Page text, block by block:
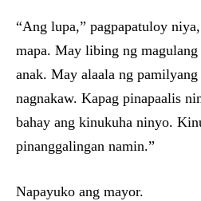
“Ang lupa,” pagpapatuloy
mapa. May libing ng
anak. May alaala ng
nagnakaw. Kapag pinapaalis
bahay ang kinukuha ninyo.
pinanggalingan namin.”
Napayuko ang mayor.